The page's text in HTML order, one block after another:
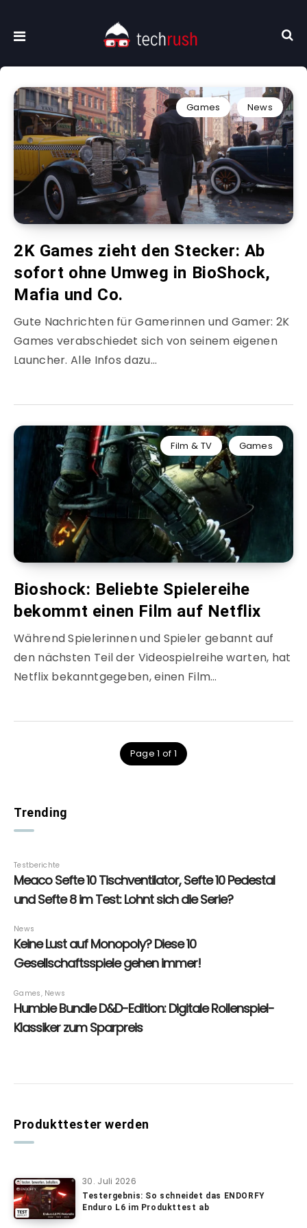
Games News
2K Games zieht den Stecker: Ab
sofort ohne Umweg in BioShock,
Mafia und Co.
Gute Nachrichten für Gamerinnen und Gamer: 2K
Games verabschiedet sich von seinem eigenen
Launcher. Alle Infos dazu…
Film & TV Games
Bioshock: Beliebte Spielereihe
bekommt einen Film auf Netflix
Während Spielerinnen und Spieler gebannt auf
den nächsten Teil der Videospielreihe warten, hat
Netflix bekanntgegeben, einen Film…
Page 1 of 1
Trending
Produkttester werden
30. Juli 2026
Testergebnis: So schneidet das ENDORFY
Enduro L6 im Produkttest ab